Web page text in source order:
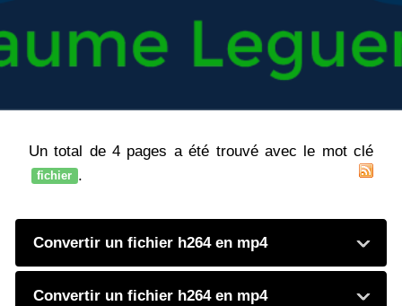
Un total de 4 pages a été trouvé avec le mot clé
fichier .
Convertir un fichier h264 en mp4
Convertir un fichier h264 en mp4